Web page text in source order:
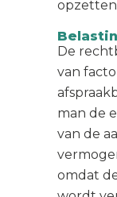
De
van
man de
van de
omdat